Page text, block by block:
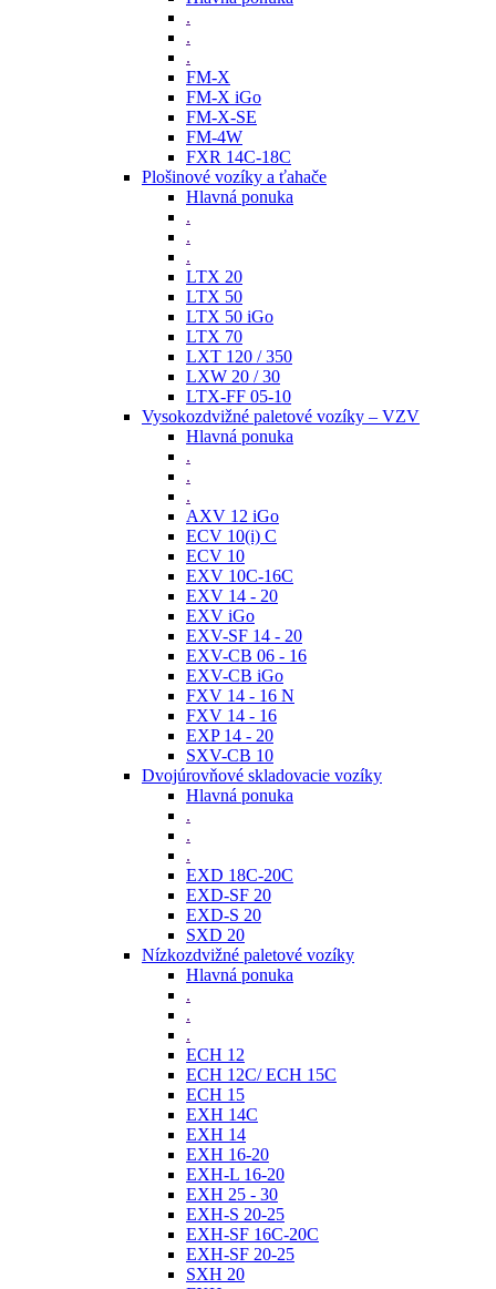
.
.
.
FM-X
FM-X iGo
FM-X-SE
FM-4W
FXR 14C-18C
Plošinové vozíky a ťahače
Hlavná ponuka
.
.
.
LTX 20
LTX 50
LTX 50 iGo
LTX 70
LXT 120 / 350
LXW 20 / 30
LTX-FF 05-10
Vysokozdvižné paletové vozíky – VZV
Hlavná ponuka
.
.
.
AXV 12 iGo
ECV 10(i) C
ECV 10
EXV 10C-16C
EXV 14 - 20
EXV iGo
EXV-SF 14 - 20
EXV-CB 06 - 16
EXV-CB iGo
FXV 14 - 16 N
FXV 14 - 16
EXP 14 - 20
SXV-CB 10
Dvojúrovňové skladovacie vozíky
Hlavná ponuka
.
.
.
EXD 18C-20C
EXD-SF 20
EXD-S 20
SXD 20
Nízkozdvižné paletové vozíky
Hlavná ponuka
.
.
.
ECH 12
ECH 12C/ ECH 15C
ECH 15
EXH 14C
EXH 14
EXH 16-20
EXH-L 16-20
EXH 25 - 30
EXH-S 20-25
EXH-SF 16C-20C
EXH-SF 20-25
SXH 20